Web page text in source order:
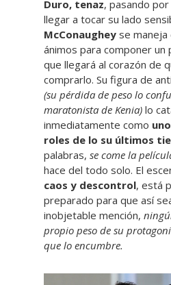
Duro, tenaz, pasando
llegar a tocar su lado
McConaughey se
ánimos para componer
que llegará al corazón de
comprarlo. Su figura de
(su pérdida de peso lo
maratonista de Kenia) lo
inmediatamente como
roles de lo su últimos
palabras, se come la
hace del todo solo. El
caos y descontrol, está
preparado para que así
inobjetable mención,
propio peso de su
que lo encumbre.